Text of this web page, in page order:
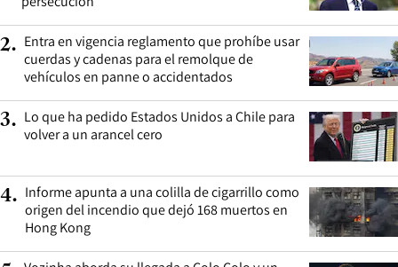
2. Entra en vigencia reglamento que prohíbe usar
cuerdas y cadenas para el remolque de
vehículos en panne o accidentados
3. Lo que ha pedido Estados Unidos a Chile para
volver a un arancel cero
4. Informe apunta a una colilla de cigarrillo como
origen del incendio que dejó 168 muertos en
Hong Kong